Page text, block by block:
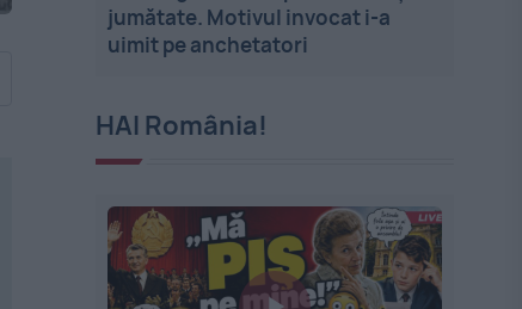
jumătate. Motivul invocat i-a
uimit pe anchetatori
HAI România!